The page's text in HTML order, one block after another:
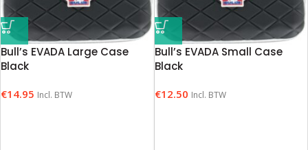
Bull’s EVADA Large Case
Black
€14.95 Incl. BTW
Bull’s EVADA Small Case
Black
€12.50 Incl. BTW